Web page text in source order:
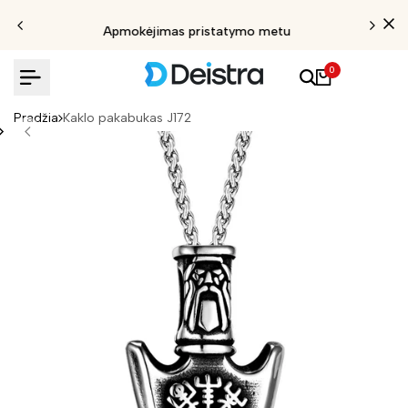
Apmokėjimas pristatymo metu
0
Pradžia Kaklo pakabukas J172